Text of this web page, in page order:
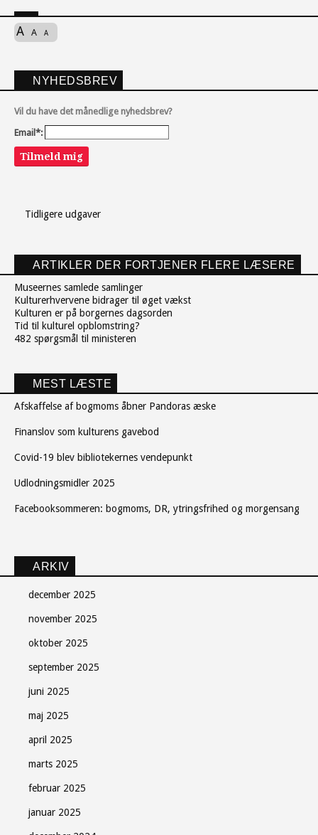
A A A
NYHEDSBREV
Vil du have det månedlige nyhedsbrev?
Email*:
Tilmeld mig
Tidligere udgaver
ARTIKLER DER FORTJENER FLERE LÆSERE
Museernes samlede samlinger
Kulturerhvervene bidrager til øget vækst
Kulturen er på borgernes dagsorden
Tid til kulturel opblomstring?
482 spørgsmål til ministeren
MEST LÆSTE
Afskaffelse af bogmoms åbner Pandoras æske
Finanslov som kulturens gavebod
Covid-19 blev bibliotekernes vendepunkt
Udlodningsmidler 2025
Facebooksommeren: bogmoms, DR, ytringsfrihed og morgensang
ARKIV
december 2025
november 2025
oktober 2025
september 2025
juni 2025
maj 2025
april 2025
marts 2025
februar 2025
januar 2025